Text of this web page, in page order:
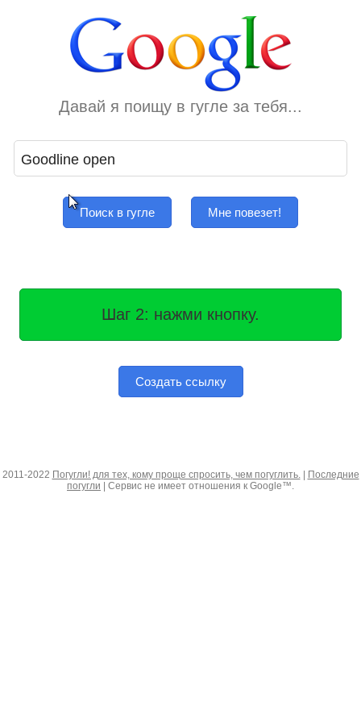
Давай я поищу в гугле за тебя...
Поиск в гугле Мне повезет!
Шаг 2: нажми кнопку.
Создать ссылку
2011-2022 Погугли! для тех, кому проще спросить, чем погуглить.|
Последние
погугли | Сервис не имеет отношения к Google™.